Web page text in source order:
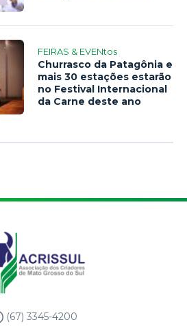
FEIRAS & EVENtos
Churrasco da Patagônia e
mais 30 estações estarão
no Festival Internacional
da Carne deste ano
(67) 3345-4200